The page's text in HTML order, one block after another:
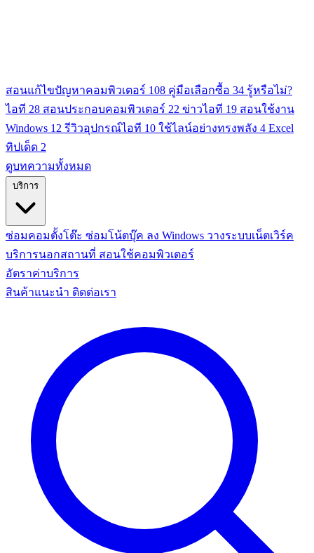
สอนแก้ไขปัญหาคอมพิวเตอร์ 108 คู่มือเลือกซื้อ 34 รู้หรือไม่?
ไอที 28 สอนประกอบคอมพิวเตอร์ 22 ข่าวไอที 19 สอนใช้งาน
Windows 12 รีวิวอุปกรณ์ไอที 10 ใช้ไลน์อย่างทรงพลัง 4 Excel
ทิปเด็ด 2
ดูบทความทั้งหมด
ซ่อมคอมตั้งโต๊ะ ซ่อมโน้ตบุ๊ค ลง Windows วางระบบเน็ตเวิร์ค
บริการนอกสถานที่ สอนใช้คอมพิวเตอร์
อัตราค่าบริการ
สินค้าแนะนำ ติดต่อเรา